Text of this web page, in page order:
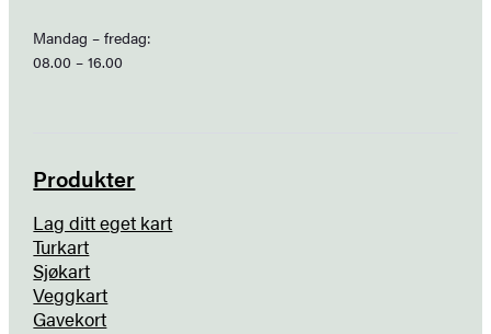
Mandag – fredag:
08.00 – 16.00
Produkter
Lag ditt eget kart
Turkart
Sjøkart
Veggkart
Gavekort